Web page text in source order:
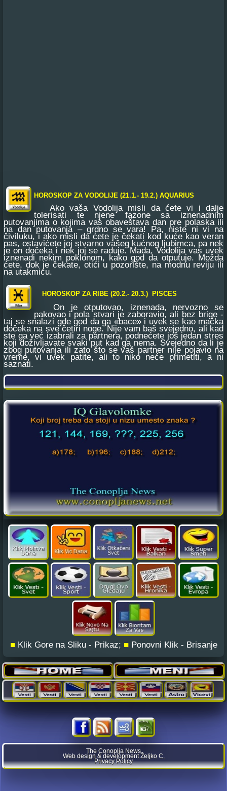
HOROSKOP ZA VODOLIJE (21.1.- 19.2.) AQUARIUS
Ako vaša Vodolija misli da ćete vi i dalje
tolerisati te njene fazone sa iznenadnim
putovanjima o kojima vas obaveštava dan pre polaska ili
na dan putovanja – grdno se vara! Pa, niste ni vi na
čiviluku, i ako misli da ćete je čekati kod kuće kao veran
pas, ostavićete joj stvarno vašeg kućnog ljubimca, pa nek
je on dočeka i nek joj se raduje. Mada, Vodolija vas uvek
iznenadi nekim poklonom, kako god da otputuje. Možda
ćete, dok je čekate, otići u pozorište, na modnu reviju ili
na utakmicu.
HOROSKOP ZA RIBE (20.2.- 20.3.) PISCES
On je otputovao, iznenada, nervozno se
pakovao i pola stvari je zaboravio, ali bez brige -
taj se snalazi gde god da ga «bace» i uvek se kao mačka
dočeka na sve četiri noge. Nije vam baš svejedno, ali kad
ste ga već izabrali za partnera, podnećete još jedan stres
koji doživljavate svaki put kad ga nema. Svejedno da li je
zbog putovanja ili zato što se vaš partner nije pojavio na
vreme, vi uvek patite, ali to niko neće primetiti, a ni
saznati.
■ Klik Gore na Sliku - Prikaz; ■ Ponovni Klik - Brisanje